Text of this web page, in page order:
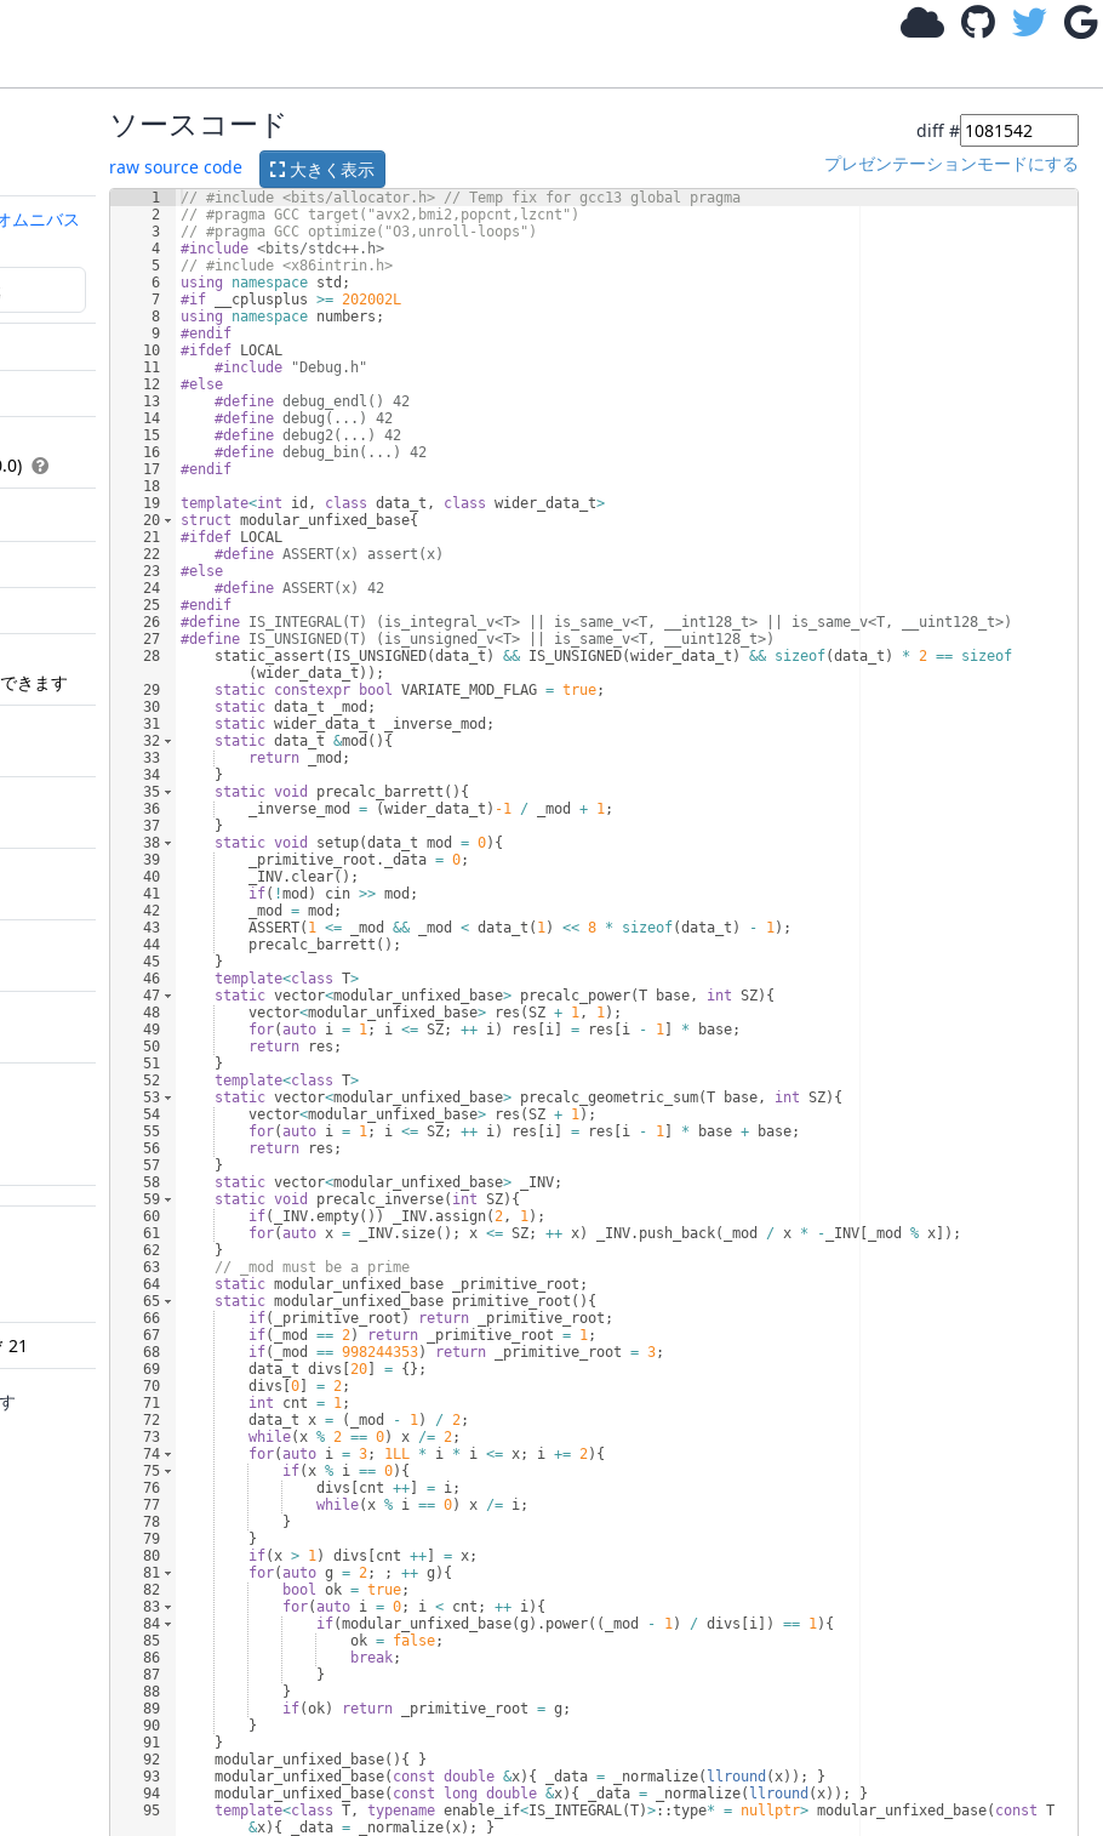
ムニバス
きます
ソースコード
diff #
raw source code
大きく表示 プレゼンテーションモードにする
1
2
3
4
5
6
7
8
9
10
11
12
13
14
15
16
17
18
19
20
21
22
23
24
25
26
27
28
29
30
31
32
33
34
35
36
37
38
39
40
41
42
43
44
45
46
47
48
49
50
51
52
53
54
55
56
57
58
59
60
61
62
63
64
65
66
67
68
69
70
71
72
73
74
75
76
77
78
79
80
81
82
83
84
85
86
87
88
89
90
91
92
93
94
95
// #include <bits/allocator.h> // Temp fix for gcc13 global pragma
// #pragma GCC target("avx2,bmi2,popcnt,lzcnt")
// #pragma GCC optimize("O3,unroll-loops")
#include <bits/stdc++.h>
// #include <x86intrin.h>
using
namespace std ;
#if
__cplusplus >= 202002L
using
namespace numbers ;
#endif
#ifdef
LOCAL
#include "Debug.h"
#else
#define debug_endl() 42
#define debug(...) 42
#define debug2(...) 42
#define debug_bin(...) 42
#endif
template<int id , class data_t , class wider_data_t>
struct modular_unfixed_base{
#ifdef
LOCAL
#define ASSERT(x) assert(x)
#else
#define ASSERT(x) 42
#endif
#define IS_INTEGRAL(T) (is_integral_v<T> || is_same_v<T, __int128_t> || is_same_v<T, __uint128_t>)
#define IS_UNSIGNED(T) (is_unsigned_v<T> || is_same_v<T, __uint128_t>)
static_assert ( IS_UNSIGNED(data_t ) && IS_UNSIGNED(wider_data_t ) && sizeof(data_t ) * 2 == sizeof
(wider_data_t )) ;
static constexpr bool VARIATE_MOD_FLAG = true;
static data_t _mod ;
static wider_data_t _inverse_mod ;
static data_t &mod ( ) {
return
_mod ;
}
static void precalc_barrett ( ) {
_inverse_mod
= (wider_data_t ) -1 / _mod + 1;
}
static void setup(data_t mod = 0) {
_primitive_root . _data = 0;
_INV. clear( ) ;
if( !mod ) cin >> mod ;
_mod
= mod ;
ASSERT( 1 <= _mod && _mod < data_t ( 1) << 8 * sizeof(data_t ) - 1) ;
precalc_barrett ( ) ;
}
template<class T>
static vector<modular_unfixed_base> precalc_power(T base, int SZ) {
vector<modular_unfixed_base> res (SZ + 1, 1) ;
for( auto i = 1; i <= SZ; ++ i) res i] = res i - 1] * base;
return
res ;
}
template<class T>
static vector<modular_unfixed_base> precalc_geometric_sum(T base, int SZ) {
vector<modular_unfixed_base> res (SZ + 1) ;
for( auto i = 1; i <= SZ; ++ i) res i] = res i - 1] * base + base;
return
res ;
}
static vector<modular_unfixed_base> _INV;
static void precalc_inverse( int SZ) {
if( _INV.empty( )) _INV.assign(2, 1) ;
for( auto x = _INV. size( ) ; x <= SZ; ++ x) _INV. push_back( _mod / x * - _INV[ _mod % x]) ;
}
// _mod must be a prime
static modular_unfixed_base _primitive_root ;
static modular_unfixed_base primitive_root ( ) {
if( _primitive_root ) return _primitive_root ;
if( _mod == 2) return _primitive_root = 1;
if( _mod == 998244353) return _primitive_root = 3;
data_t divs 20] = { } ;
divs 0] = 2;
int
cnt = 1;
data_t x = ( _mod - 1) / 2;
while(x % 2 == 0) x /= 2;
for( auto i = 3; 1LL * i * i <= x; i += 2) {
if(x % i == 0) {
divs
cnt ++] = i;
while(x % i == 0) x /= i;
}
}
if(x > 1) divs cnt ++] = x;
for( auto g = 2; ; ++ g ) {
bool ok = true;
for( auto i = 0; i < cnt ; ++ i) {
if(modular_unfixed_base(g ) . power(( _mod - 1) / divs i]) == 1) {
ok = false;
break;
}
}
if(ok) return _primitive_root = g ;
}
}
modular_unfixed_base( ) {
}
modular_unfixed_base( const double &x) { _data = _normalize( llround (x)) ;
}
modular_unfixed_base( const long double &x) { _data = _normalize( llround (x)) ;
}
template<class T, typename enable_if<IS_INTEGRAL(T)>::type* = nullptr> modular_unfixed_base( const T
&x) { _data = _normalize(x) ;
}